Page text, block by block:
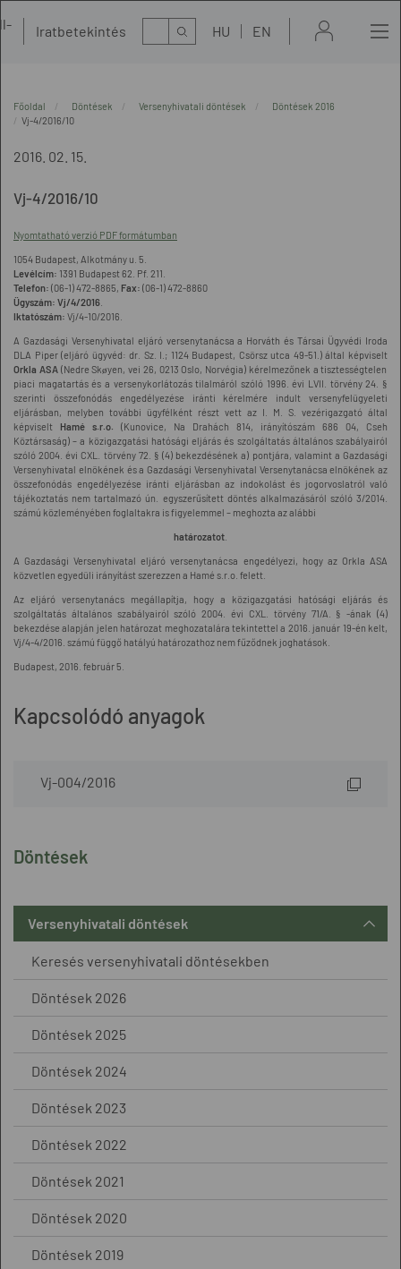
Iratbetekintés Kereső HU EN
Döntések
Versenyhivatali döntések
Keresés versenyhivatali döntésekben
Döntések 2026
Döntések 2025
Döntések 2024
Döntések 2023
Döntések 2022
Döntések 2021
Döntések 2020
Döntések 2019
Főoldal Döntések Versenyhivatali döntések
Döntések 2016
Vj-4/2016/10
2016. 02. 15.
Vj-4/2016/10
Nyomtatható verzió PDF formátumban
1054 Budapest, Alkotmány u. 5.
Levélcím: 1391 Budapest 62. Pf. 211.
Telefon: (06-1) 472-8865, Fax: (06-1) 472-8860
Ügyszám: Vj/4/2016
Iktatószám: Vj/4-10/2016.
A Gazdasági Versenyhivatal eljáró versenytanácsa a Horváth és Társai Ügyvédi Iroda
DLA Piper (eljáró ügyvéd: dr. Sz. I.; 1124 Budapest, Csörsz utca 49-51.) által képviselt
Orkla ASA (Nedre Skøyen, vei 26, 0213 Oslo, Norvégia) kérelmezőnek a tisztességtelen
piaci magatartás és a versenykorlátozás tilalmáról szóló 1996. évi LVII. törvény 24. §
szerinti összefonódás engedélyezése iránti kérelmére indult versenyfelügyeleti
eljárásban, melyben további ügyfélként részt vett az I. M. S. vezérigazgató által
képviselt Hamé s.r.o. (Kunovice, Na Drahách 814, irányítószám 686 04, Cseh
Köztársaság) – a közigazgatási hatósági eljárás és szolgáltatás általános szabályairól
szóló 2004. évi CXL. törvény 72. § (4) bekezdésének a) pontjára, valamint a Gazdasági
Versenyhivatal elnökének és a Gazdasági Versenyhivatal Versenytanácsa elnökének az
összefonódás engedélyezése iránti eljárásban az indokolást és jogorvoslatról való
tájékoztatás nem tartalmazó ún. egyszerűsített döntés alkalmazásáról szóló 3/2014.
számú közleményében foglaltakra is figyelemmel – meghozta az alábbi
határozatot
A Gazdasági Versenyhivatal eljáró versenytanácsa engedélyezi, hogy az Orkla ASA
közvetlen egyedüli irányítást szerezzen a Hamé s.r.o. felett.
Az eljáró versenytanács megállapítja, hogy a közigazgatási hatósági eljárás és
szolgáltatás általános szabályairól szóló 2004. évi CXL. törvény 71/A. § -ának (4)
bekezdése alapján jelen határozat meghozatalára tekintettel a 2016. január 19-én kelt,
Vj/4-4/2016. számú függő hatályú határozathoz nem fűződnek joghatások.
Budapest, 2016. február 5.
Kapcsolódó anyagok
Vj-004/2016